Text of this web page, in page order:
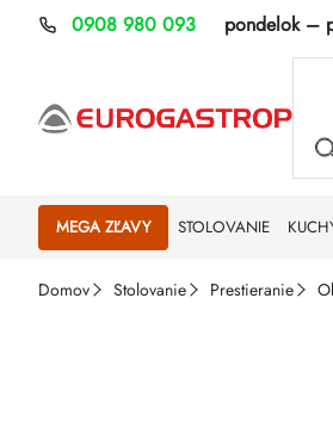
Prejsť
0908 980 093 pondelok –
MEGA ZĽAVY STOLOVANIE
Domov Stolovanie Prestieranie